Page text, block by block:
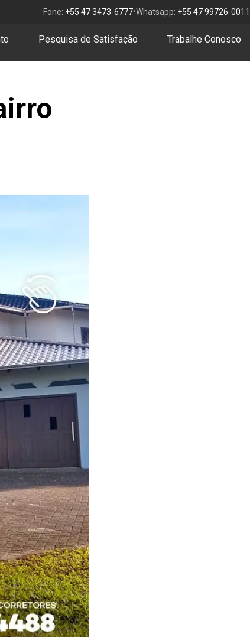
Fone: +55 47 3473-6777•Whatsapp: +55 47 99726-0011
Pesquisa de Satisfação Trabalhe Conosco